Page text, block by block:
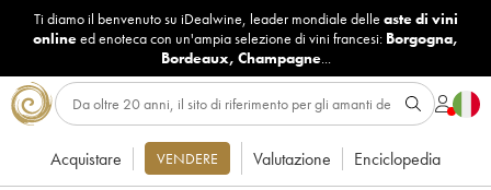
Ti diamo il benvenuto su iDealwine, leader mondiale delle aste di vini
onlineed enoteca con un'ampia selezione di vini francesi: Borgogna,
Bordeaux, Champagne...
Acquistare VENDERE Valutazione Enciclopedia